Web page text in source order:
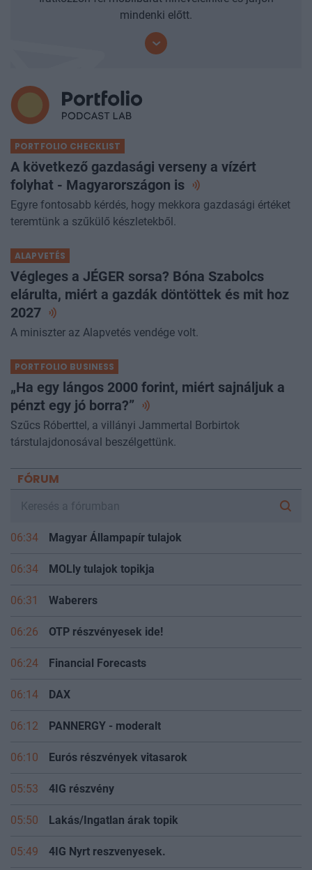
mindenki előtt.
PORTFOLIO CHECKLIST
A következő gazdasági verseny a vízért
folyhat - Magyarországon is
Egyre fontosabb kérdés, hogy mekkora gazdasági értéket
teremtünk a szűkülő készletekből.
ALAPVETÉS
Végleges a JÉGER sorsa? Bóna Szabolcs
elárulta, miért a gazdák döntöttek és mit hoz
2027
A miniszter az Alapvetés vendége volt.
PORTFOLIO BUSINESS
„Ha egy lángos 2000 forint, miért sajnáljuk a
pénzt egy jó borra?”
Szűcs Róberttel, a villányi Jammertal Borbirtok
társtulajdonosával beszélgettünk.
FÓRUM
06:34 Magyar Állampapír tulajok
06:34 MOLly tulajok topikja
06:31 Waberers
06:26 OTP részvényesek ide!
06:24 Financial Forecasts
06:14 DAX
06:12 PANNERGY - moderalt
06:10 Eurós részvények vitasarok
05:53 4IG részvény
05:50 Lakás/Ingatlan árak topik
05:49 4IG Nyrt reszvenyesek.